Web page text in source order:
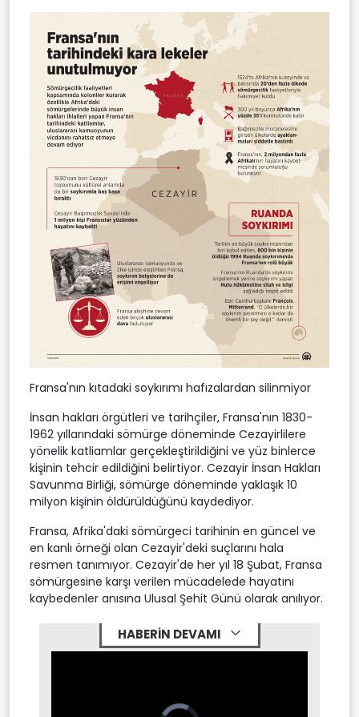
Fransa'nın kıtadaki soykırımı hafızalardan silinmiyor
İnsan hakları örgütleri ve tarihçiler, Fransa'nın 1830-
1962 yıllarındaki sömürge döneminde Cezayirlilere
yönelik katliamlar gerçekleştirildiğini ve yüz binlerce
kişinin tehcir edildiğini belirtiyor. Cezayir İnsan Hakları
Savunma Birliği, sömürge döneminde yaklaşık 10
milyon kişinin öldürüldüğünü kaydediyor.
Fransa, Afrika'daki sömürgeci tarihinin en güncel ve
en kanlı örneği olan Cezayir'deki suçlarını hala
resmen tanımıyor. Cezayir'de her yıl 18 Şubat, Fransa
sömürgesine karşı verilen mücadelede hayatını
kaybedenler anısına Ulusal Şehit Günü olarak anılıyor.
HABERİN DEVAMI